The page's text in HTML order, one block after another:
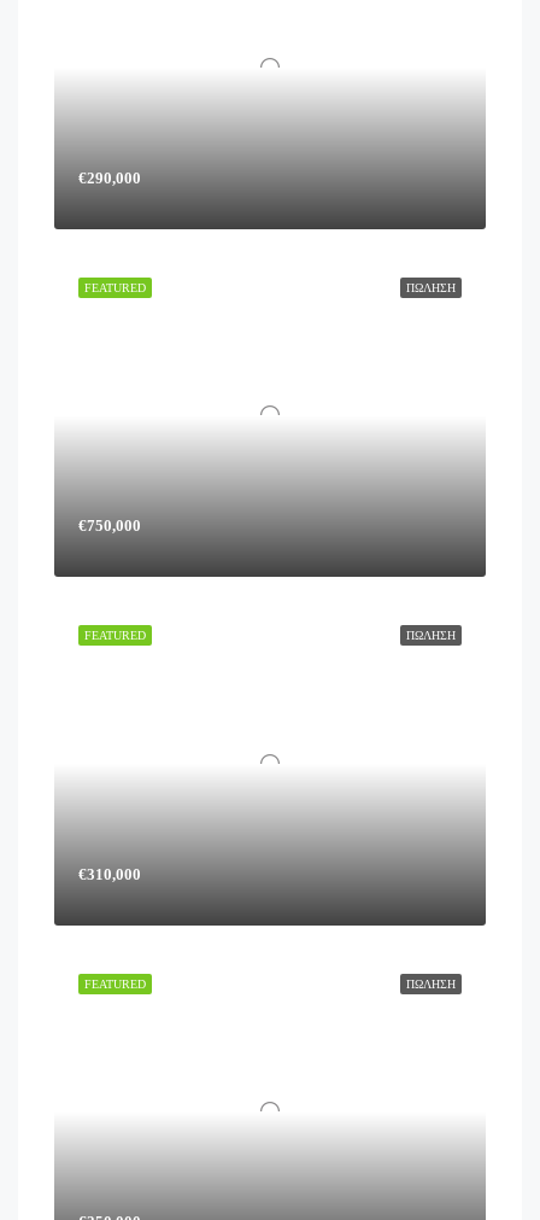
€290,000
ΠΏΛΗΣΗ
FEATURED
€750,000
ΠΏΛΗΣΗ
FEATURED
€310,000
ΠΏΛΗΣΗ
FEATURED